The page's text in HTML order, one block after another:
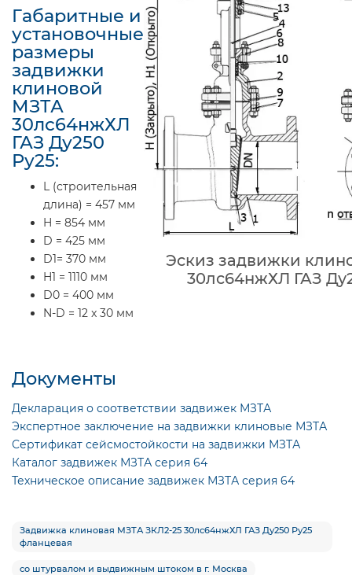
Габаритные и
установочные
размеры
задвижки
клиновой
МЗТА
30лс64нжХЛ
ГАЗ Ду250
Ру25:
L (строительная
длина) = 457 мм
H = 854 мм
D = 425 мм
D1= 370 мм
H1 = 1110 мм
D0 = 400 мм
N-D = 12 x 30 мм
Эскиз задвижки
30лс64нжХЛ ГАЗ
Документы
Декларация о соответствии задвижек МЗТА
Экспертное заключение на задвижки клиновые МЗТА
Сертификат сейсмостойкости на задвижки МЗТА
Каталог задвижек МЗТА серия 64
Техническое описание задвижек МЗТА серия 64
Задвижка клиновая МЗТА ЗКЛ2-25 30лс64нжХЛ ГАЗ Ду250 Ру25
фланцевая
со штурвалом и выдвижным штоком в г. Москва